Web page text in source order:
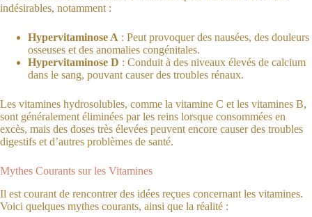
indésirables, notamment :
Hypervitaminose A : Peut provoquer des nausées, des douleurs
osseuses et des anomalies congénitales.
Hypervitaminose D : Conduit à des niveaux élevés de calcium
dans le sang, pouvant causer des troubles rénaux.
Les vitamines hydrosolubles, comme la vitamine C et les vitamines B,
sont généralement éliminées par les reins lorsque consommées en
excès, mais des doses très élevées peuvent encore causer des troubles
digestifs et d’autres problèmes de santé.
Mythes Courants sur les Vitamines
Il est courant de rencontrer des idées reçues concernant les vitamines.
Voici quelques mythes courants, ainsi que la réalité :